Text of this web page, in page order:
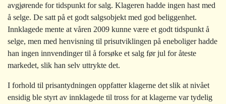
avgjørende for tidspunkt for salg. Klageren hadde ingen hast med
å selge. De satt på et godt salgsobjekt med god beliggenhet.
Innklagede mente at våren 2009 kunne være et godt tidspunkt å
selge, men med henvisning til prisutviklingen på eneboliger hadde
han ingen innvendinger til å forsøke et salg før jul for åteste
markedet, slik han selv uttrykte det.
I forhold til prisantydningen oppfatter klagerne det slik at nivået
ensidig ble styrt av innklagede til tross for at klagerne var tydelig